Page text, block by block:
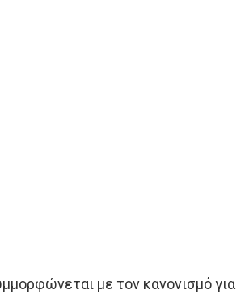
με τον κανονισμό για